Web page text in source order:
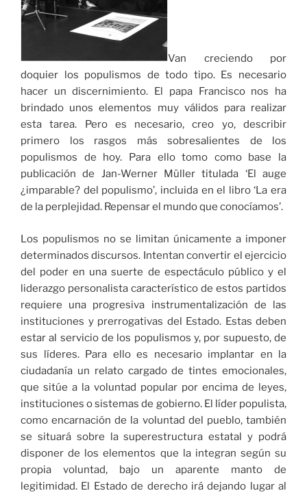
Van creciendo por
doquier los populismos de todo tipo. Es necesario
hacer un discernimiento. El papa Francisco nos ha
brindado unos elementos muy válidos para realizar
esta tarea. Pero es necesario, creo yo, describir
primero los rasgos más sobresalientes de los
populismos de hoy. Para ello tomo como base la
publicación de Jan-Werner Müller titulada ‘El auge
¿imparable? del populismo’, incluida en el libro ‘La era
de la perplejidad. Repensar el mundo que conocíamos’.
Los populismos no se limitan únicamente a imponer
determinados discursos. Intentan convertir el ejercicio
del poder en una suerte de espectáculo público y el
liderazgo personalista característico de estos partidos
requiere una progresiva instrumentalización de las
instituciones y prerrogativas del Estado. Estas deben
estar al servicio de los populismos y, por supuesto, de
sus líderes. Para ello es necesario implantar en la
ciudadanía un relato cargado de tintes emocionales,
que sitúe a la voluntad popular por encima de leyes,
instituciones o sistemas de gobierno. El líder populista,
como encarnación de la voluntad del pueblo, también
se situará sobre la superestructura estatal y podrá
disponer de los elementos que la integran según su
propia voluntad, bajo un aparente manto de
legitimidad. El Estado de derecho irá dejando lugar al